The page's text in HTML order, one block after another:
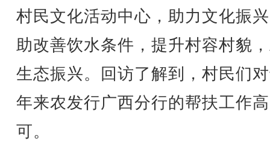
村民文化活动中心，助力文化振
助改善饮水条件，提升村容村貌
生态振兴。回访了解到，村民们
年来农发行广西分行的帮扶工作
可。